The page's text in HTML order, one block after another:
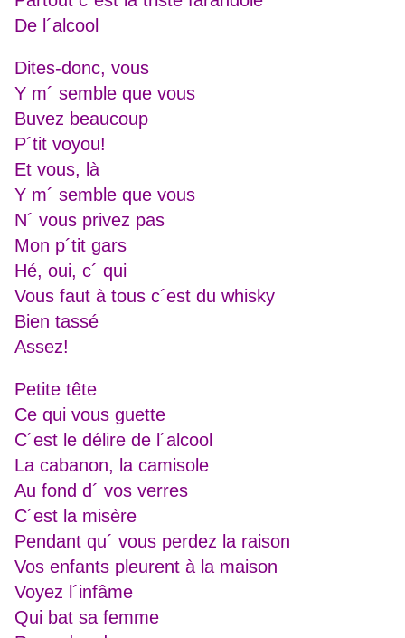
De l´alcool
Dites-donc, vous
Y m´ semble que vous
Buvez beaucoup
P´tit voyou!
Et vous, là
Y m´ semble que vous
N´ vous privez pas
Mon p´tit gars
Hé, oui, c´ qui
Vous faut à tous c´est du whisky
Bien tassé
Assez!
Petite tête
Ce qui vous guette
C´est le délire de l´alcool
La cabanon, la camisole
Au fond d´ vos verres
C´est la misère
Pendant qu´ vous perdez la raison
Vos enfants pleurent à la maison
Voyez l´infâme
Qui bat sa femme